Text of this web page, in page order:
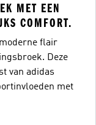
MET EEN
COMFORT.
flair
Deze
van adidas
met